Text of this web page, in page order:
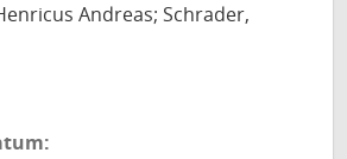
Andreas; Schrader,